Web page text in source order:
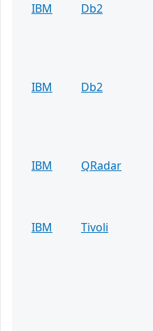
IBM
Db2
IBM
Db2
IBM
QRadar
IBM
Tivoli